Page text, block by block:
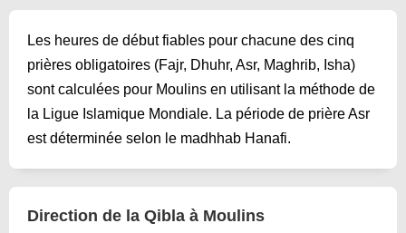
Les heures de début fiables pour chacune des cinq
prières obligatoires (Fajr, Dhuhr, Asr, Maghrib, Isha)
sont calculées pour Moulins en utilisant la méthode de
la Ligue Islamique Mondiale. La période de prière Asr
est déterminée selon le madhhab Hanafi.
Direction de la Qibla à Moulins